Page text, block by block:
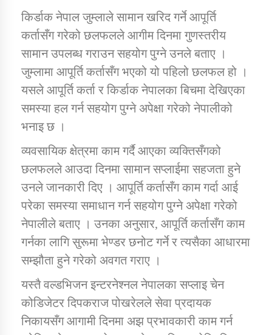
सामाजिक बिकास कार्यालय जुम्लाकाे सुचना
कार्यक्रम कार्यान्वयन एकाई जुम्लाको सुचना
कर्णाली प्राविधि शिक्षालय जुम्लाको सुचना
किर्डाक नेपाल जुम्लाले सामान खरिद गर्ने आपूर्ति
कर्तासँग गरेको छलफलले आगीम दिनमा गुणस्तरीय
सामान उपलब्ध गराउन सहयोग पुग्ने उनले बताए ।
जुम्लामा आपूर्ति कर्तासँग भएको यो पहिलो छलफल हो ।
यसले आपूर्ति कर्ता र किर्डाक नेपालका बिचमा देखिएका
समस्या हल गर्न सहयोग पुग्ने अपेक्षा गरेको नेपालीको
भनाइ छ ।
व्यवसायिक क्षेत्रमा काम गर्दै आएका व्यक्तिसँगको
छलफलले आउदा दिनमा सामान सप्लाईमा सहजता हुने
उनले जानकारी दिए । आपूर्ति कर्तासँग काम गर्दा आई
परेका समस्या समाधान गर्न सहयोग पुग्ने अपेक्षा गरेको
नेपालीले बताए । उनका अनुसार, आपूर्ति कर्तासँग काम
गर्नका लागि सुरूमा भेण्डर छनोट गर्ने र त्यसैका आधारमा
सम्झौता हुने गरेको अवगत गराए ।
यस्तै वल्डभिजन इन्टरनेश्नल नेपालका सप्लाइ चेन
कोडिजेटर दिपकराज पोखरेलले सेवा प्रदायक
निकायसँग आगामी दिनमा अझ प्रभावकारी काम गर्न